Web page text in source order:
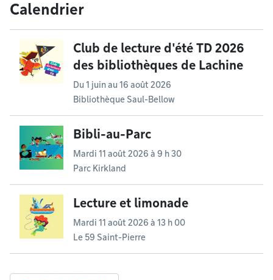
Calendrier
Club de lecture d'été TD 2026
des bibliothèques de Lachine
Du 1 juinau 16 août 2026
Bibliothèque Saul-Bellow
Bibli-au-Parc
Mardi 11 août 2026 à 9 h 30
Parc Kirkland
Lecture et limonade
Mardi 11 août 2026 à 13 h 00
Le 59 Saint-Pierre